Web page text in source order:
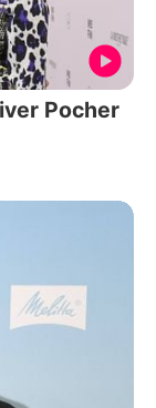
Pocher